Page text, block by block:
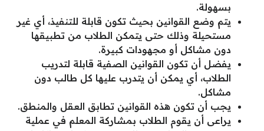
بسهولة.
يتم وضع القوانين بحيث تكون قابلة للتنفيذ، أي غير
مستحيلة وذلك حتى يتمكن الطلاب من تطبيقها
دون مشاكل أو مجهودات كبيرة.
يفضل أن تكون القوانين الصفية قابلة لتدريب
الطلاب، أي يمكن أن يتدرب عليها كل طالب دون
مشاكل.
يجب أن تكون هذه القوانين تطابق العقل والمنطق.
يراعى أن يقوم الطلاب بمشاركة المعلم في عملية